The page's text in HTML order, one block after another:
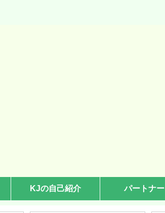
KJの自己紹介 パートナー